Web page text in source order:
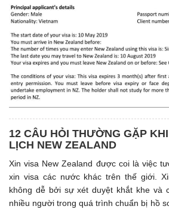
12 CÂU HỎI THƯỜNG GẶP
LỊCH NEW ZEALAND
Xin visa New Zealand được coi là việc
xin visa các nước khác trên thế giới.
không dễ bởi sự xét duyệt khắt khe và
nhiều người trong quá trình chuẩn bị hồ